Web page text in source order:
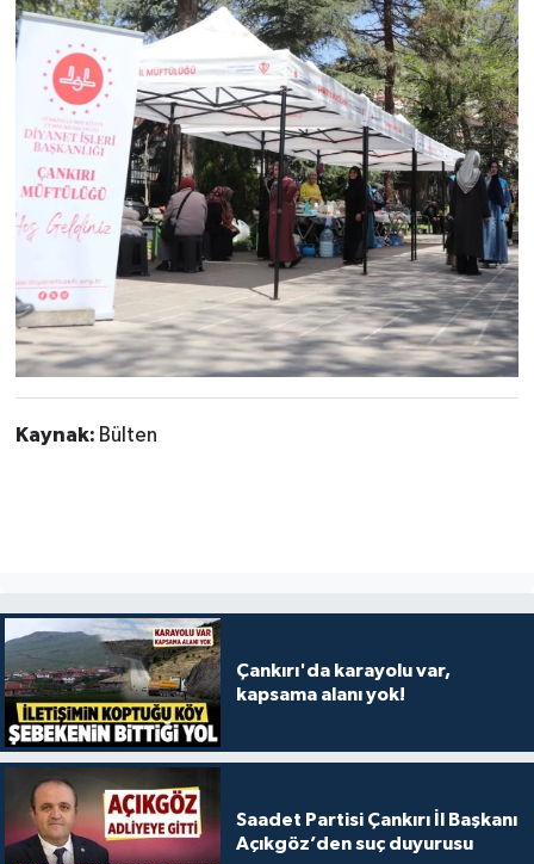
Kaynak: Bülten
Çankırı'da karayolu var,
kapsama alanı yok!
Saadet Partisi Çankırı İl Başkanı
Açıkgöz’den suç duyurusu